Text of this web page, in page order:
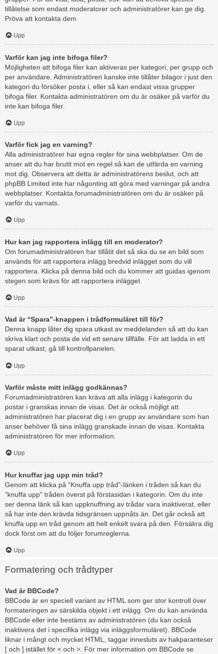
tillåtelse som endast moderatorer och administratörer kan ge dig.
Pröva att kontakta dem.
Upp
Varför kan jag inte bifoga filer?
Möjligheten att bifoga filer kan aktiveras per kategori, per grupp och
per användare. Administratören kanske inte tillåter bilagor i just den
kategori du försöker posta i, eller så kan endast vissa grupper
bifoga filer. Kontakta administratören om du är osäker på varför du
inte kan bifoga filer.
Upp
Varför fick jag en varning?
Alla administratörer har egna regler för sina webbplatser. Om de
anser att du har brutit mot en regel så kan de utfärda en varning
mot dig. Observera att detta är administratörens beslut, och att
phpBB Limited inte har någonting att göra med varningar på andra
webbplatser. Kontakta forumadministratören om du är osäker på
varför du varnats.
Upp
Hur kan jag rapportera inlägg till en moderator?
Om forumadministratören har tillåtit det så ska du se en bild som
används för att rapportera inlägg bredvid inlägget som du vill
rapportera. Klicka på denna bild och du kommer att guidas igenom
stegen som krävs för att rapportera inlägget.
Upp
Vad är “Spara”-knappen i trådformuläret till för?
Denna knapp låter dig spara utkast av meddelanden så att du kan
skriva klart och posta de vid ett senare tillfälle. För att ladda in ett
sparat utkast, gå till kontrollpanelen.
Upp
Varför måste mitt inlägg godkännas?
Forumadministratören kan kräva att alla inlägg i kategorin du
postar i granskas innan de visas. Det är också möjligt att
administratören har placerat dig i en grupp av användare som han
anser behöver få sina inlägg granskade innan de visas. Kontakta
administratören för mer information.
Upp
Hur knuffar jag upp min tråd?
Genom att klicka på “Knuffa upp tråd”-länken i tråden så kan du
"knuffa upp" tråden överst på förstasidan i kategorin. Om du inte
ser denna länk så kan uppknuffning av trådar vara inaktiverat, eller
så har inte den krävda tidsgränsen uppnåts än. Det går också att
knuffa upp en tråd genom att helt enkelt svara på den. Försäkra dig
dock först om att du följer forumreglerna.
Upp
Formatering och trådtyper
Vad är BBCode?
BBCode är en speciell variant av HTML som ger stor kontroll över
formateringen av särskilda objekt i ett inlägg. Om du kan använda
BBCode eller inte bestäms av administratören (du kan också
inaktivera det i specifika inlägg via inläggsformuläret). BBCode
liknar i mångt och mycket HTML, taggar innesluts av hakparanteser
[ och ] istället för < och >. För mer information om BBCode se